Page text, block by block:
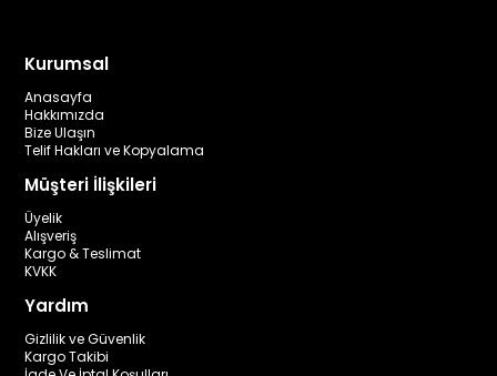
Kurumsal
Anasayfa
Hakkımızda
Bize Ulaşın
Telif Hakları ve Kopyalama
Müşteri İlişkileri
Üyelik
Alışveriş
Kargo & Teslimat
KVKK
Yardım
Gizlilik ve Güvenlik
Kargo Takibi